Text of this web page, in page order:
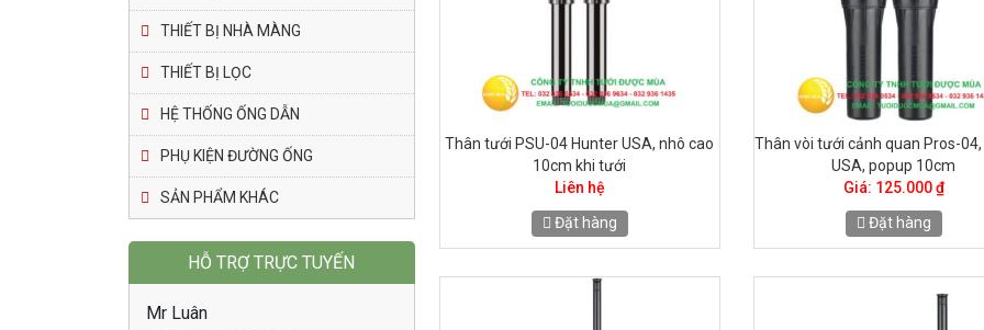
Thân tưới PSU-04 Hunter USA, nhô cao
10cm khi tưới
Liên hệ
Đặt hàng
Thân vòi tưới cảnh quan Pros-
USA, popup 10cm
Giá: 125.000 ₫
Đặt hàng
THIẾT BỊ NHÀ MÀNG
THIẾT BỊ LỌC
HỆ THỐNG ỐNG DẪN
PHỤ KIỆN ĐƯỜNG ỐNG
SẢN PHẨM KHÁC
HỖ TRỢ TRỰC TUYẾN
Mr Luân